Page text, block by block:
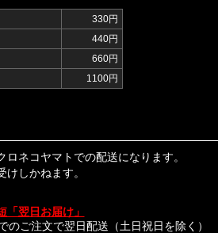
330円
440円
660円
1100円
ネコヤマトでの配送になります。
しかねます。
「翌日お届け」
のご注文で翌日配送（土日祝日を除く）